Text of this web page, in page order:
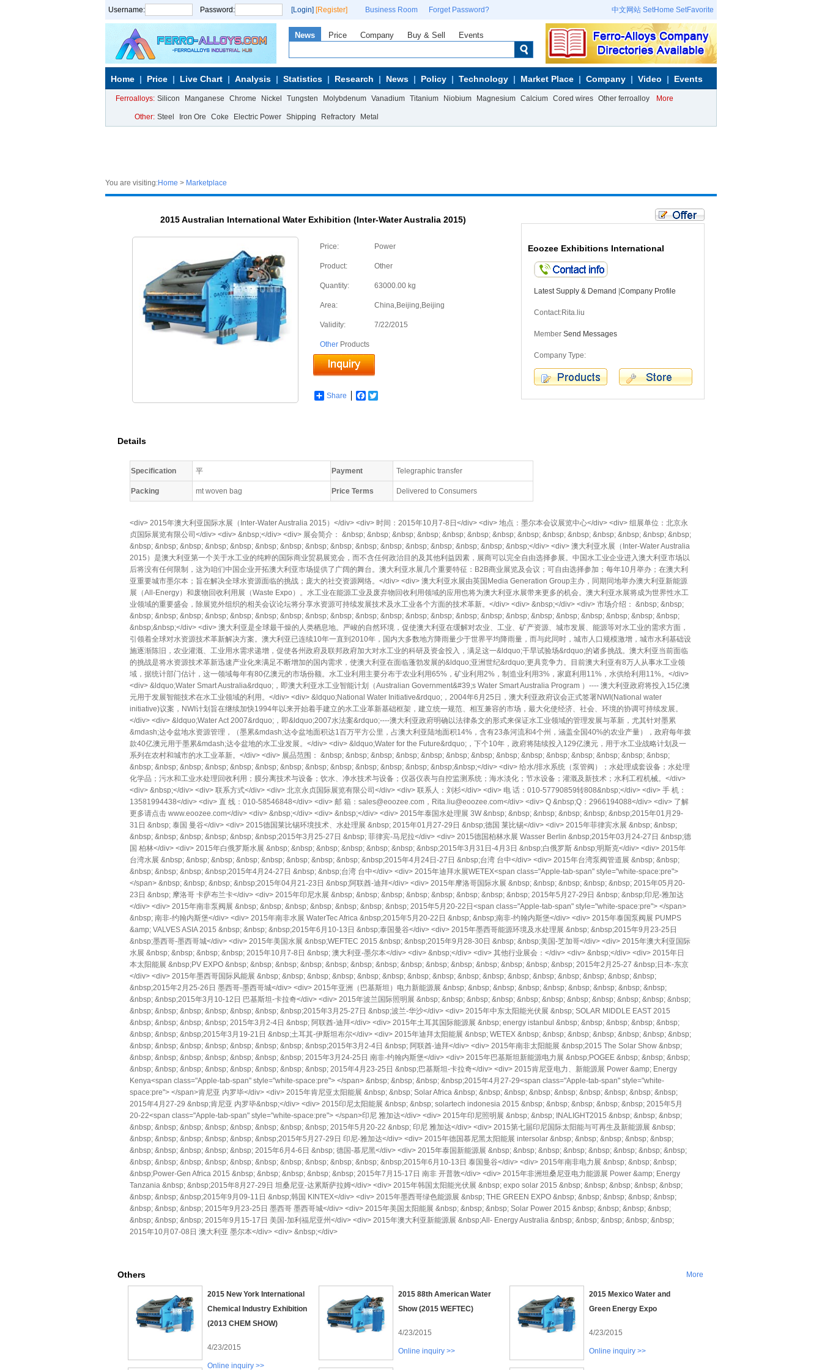
Username: Password: [Login] [Register] Business Room Forget Password? 中文网站 SetHome SetFavorite
News Price Company Buy & Sell Events
Home Price Live Chart Analysis Statistics Research News Policy Technology Market Place Company Video Events
Ferroalloys: Silicon Manganese Chrome Nickel Tungsten Molybdenum Vanadium Titanium Niobium Magnesium Calcium Cored wires Other ferroalloy More
Other: Steel Iron Ore Coke Electric Power Shipping Refractory Metal
You are visiting:Home > Marketplace
2015 Australian International Water Exhibition (Inter-Water Australia 2015)
Price: Power
Product: Other
Quantity: 63000.00 kg
Area: China,Beijing,Beijing
Validity: 7/22/2015
Other Products
Share Facebook
Eoozee Exhibitions International
Latest Supply & Demand Company Profile
Contact:Rita.liu
Member Send Messages
Company Type:
Details
Specification 平 Payment Telegraphic transfer
Packing mt woven bag Price Terms Delivered to Consumers
<div> 2015年澳大利亚国际水展（Inter-Water Australia 2015）</div> <div> 时间：2015年10月7-8日</div> <div> 地点：墨尔本会议展览中心</div> <div> 组展单位：北京永
贞国际展览有限公司</div> <div> &nbsp;</div> <div> 展会简介： &nbsp; &nbsp; &nbsp; &nbsp; &nbsp; &nbsp; &nbsp; &nbsp; &nbsp; &nbsp; &nbsp; &nbsp; &nbsp; &nbsp;
&nbsp; &nbsp; &nbsp; &nbsp; &nbsp; &nbsp; &nbsp; &nbsp; &nbsp; &nbsp; &nbsp; &nbsp; &nbsp; &nbsp; &nbsp; &nbsp;</div> <div> 澳大利亚水展（Inter-Water Australia
2015）是澳大利亚第一个关于水工业的纯粹的国际商业贸易展览会，而不含任何政治目的及其他利益因素，展商可以完全自由选择参展。中国水工业企业进入澳大利亚市场以
后将没有任何限制，这为咱们中国企业开拓澳大利亚市场提供了广阔的舞台。澳大利亚水展几个重要特征：B2B商业展览及会议；可自由选择参加；每年10月举办；在澳大利
亚重要城市墨尔本；旨在解决全球水资源面临的挑战；庞大的社交资源网络。</div> <div> 澳大利亚水展由英国Media Generation Group主办，同期同地举办澳大利亚新能源
展（All-Energy）和废物回收利用展（Waste Expo）。水工业在能源工业及废弃物回收利用领域的应用也将为澳大利亚水展带来更多的机会。澳大利亚水展将成为世界性水工
业领域的重要盛会，除展览外组织的相关会议论坛将分享水资源可持续发展技术及水工业各个方面的技术革新。</div> <div> &nbsp;</div> <div> 市场介绍： &nbsp; &nbsp;
&nbsp; &nbsp; &nbsp; &nbsp; &nbsp; &nbsp; &nbsp; &nbsp; &nbsp; &nbsp; &nbsp; &nbsp; &nbsp; &nbsp; &nbsp; &nbsp; &nbsp; &nbsp; &nbsp; &nbsp; &nbsp; &nbsp;
&nbsp;&nbsp;</div> <div> 澳大利亚是全球最干燥的人类栖息地。严峻的自然环境，促使澳大利亚在缓解对农业、工业、矿产资源、城市发展、能源等对水工业的需求方面，
引领着全球对水资源技术革新解决方案。澳大利亚已连续10年一直到2010年，国内大多数地方降雨量少于世界平均降雨量，而与此同时，城市人口规模激增，城市水利基础设
施逐渐陈旧，农业灌溉、工业用水需求递增，促使各州政府及联邦政府加大对水工业的科研及资金投入，满足这一&ldquo;干旱试验场&rdquo;的诸多挑战。澳大利亚当前面临
的挑战是将水资源技术革新迅速产业化来满足不断增加的国内需求，使澳大利亚在面临蓬勃发展的&ldquo;亚洲世纪&rdquo;更具竞争力。目前澳大利亚有8万人从事水工业领
域，据统计部门估计，这一领域每年有80亿澳元的市场份额。水工业利用主要分布于农业利用65%，矿业利用2%，制造业利用3%，家庭利用11%，水供给利用11%。</div>
<div> &ldquo;Water Smart Australia&rdquo;，即澳大利亚水工业智能计划（Australian Government&#39;s Water Smart Australia Program ）---- 澳大利亚政府将投入15亿澳
元用于发展智能技术在水工业领域的利用。</div> <div> &ldquo;National Water Initiative&rdquo;，2004年6月25日，澳大利亚政府议会正式签署NWI(National water
initiative)议案，NWI计划旨在继续加快1994年以来开始着手建立的水工业革新基础框架，建立统一规范、相互兼容的市场，最大化使经济、社会、环境的协调可持续发展。
</div> <div> &ldquo;Water Act 2007&rdquo;，即&ldquo;2007水法案&rdquo;----澳大利亚政府明确以法律条文的形式来保证水工业领域的管理发展与革新，尤其针对墨累
&mdash;达令盆地水资源管理，（墨累&mdash;达令盆地面积达1百万平方公里，占澳大利亚陆地面积14%，含有23条河流和4个州，涵盖全国40%的农业产量），政府每年拨
款40亿澳元用于墨累&mdash;达令盆地的水工业发展。</div> <div> &ldquo;Water for the Future&rdquo;，下个10年，政府将陆续投入129亿澳元，用于水工业战略计划及一
系列在农村和城市的水工业革新。</div> <div> 展品范围： &nbsp; &nbsp; &nbsp; &nbsp; &nbsp; &nbsp; &nbsp; &nbsp; &nbsp; &nbsp; &nbsp; &nbsp; &nbsp; &nbsp;
&nbsp; &nbsp; &nbsp; &nbsp; &nbsp; &nbsp; &nbsp; &nbsp; &nbsp; &nbsp; &nbsp; &nbsp; &nbsp;&nbsp;</div> <div> 给水/排水系统（泵管阀）；水处理成套设备；水处理
化学品；污水和工业水处理回收利用；膜分离技术与设备；饮水、净水技术与设备；仪器仪表与自控监测系统；海水淡化；节水设备；灌溉及新技术；水利工程机械。</div>
<div> &nbsp;</div> <div> 联系方式</div> <div> 北京永贞国际展览有限公司</div> <div> 联系人：刘杉</div> <div> 电 话：010-57790859转808&nbsp;</div> <div> 手 机：
13581994438</div> <div> 直 线：010-58546848</div> <div> 邮 箱：sales@eoozee.com，Rita.liu@eoozee.com</div> <div> Q &nbsp;Q：2966194088</div> <div> 了解
更多请点击 www.eoozee.com</div> <div> &nbsp;</div> <div> &nbsp;</div> <div> 2015年泰国水处理展 3W &nbsp; &nbsp; &nbsp; &nbsp; &nbsp; &nbsp;2015年01月29-
31日 &nbsp; 泰国 曼谷</div> <div> 2015德国莱比锡环境技术、水处理展 &nbsp; 2015年01月27-29日 &nbsp;德国 莱比锡</div> <div> 2015年菲律宾水展 &nbsp; &nbsp;
&nbsp; &nbsp; &nbsp; &nbsp; &nbsp; &nbsp;2015年3月25-27日 &nbsp; 菲律宾-马尼拉</div> <div> 2015德国柏林水展 Wasser Berlin &nbsp;2015年03月24-27日 &nbsp;德
国 柏林</div> <div> 2015年白俄罗斯水展 &nbsp; &nbsp; &nbsp; &nbsp; &nbsp; &nbsp; &nbsp;2015年3月31日-4月3日 &nbsp;白俄罗斯 &nbsp;明斯克</div> <div> 2015年
台湾水展 &nbsp; &nbsp; &nbsp; &nbsp; &nbsp; &nbsp; &nbsp; &nbsp; &nbsp;2015年4月24日-27日 &nbsp;台湾 台中</div> <div> 2015年台湾泵阀管道展 &nbsp; &nbsp;
&nbsp; &nbsp; &nbsp; &nbsp;2015年4月24-27日 &nbsp; &nbsp;台湾 台中</div> <div> 2015年迪拜水展WETEX<span class="Apple-tab-span" style="white-space:pre">
</span> &nbsp; &nbsp; &nbsp; &nbsp;2015年04月21-23日 &nbsp;阿联酋-迪拜</div> <div> 2015年摩洛哥国际水展 &nbsp; &nbsp; &nbsp; &nbsp; &nbsp; 2015年05月20-
23日 &nbsp; 摩洛哥 卡萨布兰卡</div> <div> 2015年印尼水展 &nbsp; &nbsp; &nbsp; &nbsp; &nbsp; &nbsp; &nbsp; &nbsp; 2015年5月27-29日 &nbsp; &nbsp;印尼-雅加达
</div> <div> 2015年南非泵阀展 &nbsp; &nbsp; &nbsp; &nbsp; &nbsp; &nbsp; &nbsp; 2015年5月20-22日<span class="Apple-tab-span" style="white-space:pre"> </span>
&nbsp; 南非-约翰内斯堡</div> <div> 2015年南非水展 WaterTec Africa &nbsp;2015年5月20-22日 &nbsp; &nbsp;南非-约翰内斯堡</div> <div> 2015年泰国泵阀展 PUMPS
&amp; VALVES ASIA 2015 &nbsp; &nbsp; &nbsp;2015年6月10-13日 &nbsp;泰国曼谷</div> <div> 2015年墨西哥能源环境及水处理展 &nbsp; &nbsp;2015年9月23-25日
&nbsp;墨西哥-墨西哥城</div> <div> 2015年美国水展 &nbsp;WEFTEC 2015 &nbsp; &nbsp;2015年9月28-30日 &nbsp; &nbsp;美国-芝加哥</div> <div> 2015年澳大利亚国际
水展 &nbsp; &nbsp; &nbsp; &nbsp; 2015年10月7-8日 &nbsp; 澳大利亚-墨尔本</div> <div> &nbsp;</div> <div> 其他行业展会：</div> <div> &nbsp;</div> <div> 2015年日
本太阳能展 &nbsp;PV EXPO &nbsp; &nbsp; &nbsp; &nbsp; &nbsp; &nbsp; &nbsp; &nbsp; &nbsp; &nbsp; &nbsp; &nbsp; &nbsp; &nbsp; 2015年2月25-27 &nbsp;日本-东京
</div> <div> 2015年墨西哥国际风能展 &nbsp; &nbsp; &nbsp; &nbsp; &nbsp; &nbsp; &nbsp; &nbsp; &nbsp; &nbsp; &nbsp; &nbsp; &nbsp; &nbsp; &nbsp; &nbsp;
&nbsp;2015年2月25-26日 墨西哥-墨西哥城</div> <div> 2015年亚洲（巴基斯坦）电力新能源展 &nbsp; &nbsp; &nbsp; &nbsp; &nbsp; &nbsp; &nbsp; &nbsp; &nbsp;
&nbsp; &nbsp;2015年3月10-12日 巴基斯坦-卡拉奇</div> <div> 2015年波兰国际照明展 &nbsp; &nbsp; &nbsp; &nbsp; &nbsp; &nbsp; &nbsp; &nbsp; &nbsp; &nbsp; &nbsp;
&nbsp; &nbsp; &nbsp; &nbsp; &nbsp; &nbsp; &nbsp;2015年3月25-27日 &nbsp;波兰-华沙</div> <div> 2015年中东太阳能光伏展 &nbsp; SOLAR MIDDLE EAST 2015
&nbsp; &nbsp; &nbsp; &nbsp; 2015年3月2-4日 &nbsp; 阿联酋-迪拜</div> <div> 2015年土耳其国际能源展 &nbsp; energy istanbul &nbsp; &nbsp; &nbsp; &nbsp; &nbsp;
&nbsp; &nbsp; &nbsp;2015年3月19-21日 &nbsp;土耳其-伊斯坦布尔</div> <div> 2015年迪拜太阳能展 &nbsp; WETEX &nbsp; &nbsp; &nbsp; &nbsp; &nbsp; &nbsp; &nbsp;
&nbsp; &nbsp; &nbsp; &nbsp; &nbsp; &nbsp; &nbsp; &nbsp;2015年3月2-4日 &nbsp; 阿联酋-迪拜</div> <div> 2015年南非太阳能展 &nbsp;2015 The Solar Show &nbsp;
&nbsp; &nbsp; &nbsp; &nbsp; &nbsp; &nbsp; &nbsp; 2015年3月24-25日 南非-约翰内斯堡</div> <div> 2015年巴基斯坦新能源电力展 &nbsp;POGEE &nbsp; &nbsp; &nbsp;
&nbsp; &nbsp; &nbsp; &nbsp; &nbsp; &nbsp; &nbsp; &nbsp; 2015年4月23-25日 &nbsp;巴基斯坦-卡拉奇</div> <div> 2015肯尼亚电力、新能源展 Power &amp; Energy
Kenya<span class="Apple-tab-span" style="white-space:pre"> </span> &nbsp; &nbsp; &nbsp; &nbsp;2015年4月27-29<span class="Apple-tab-span" style="white-
space:pre"> </span>肯尼亚 内罗毕</div> <div> 2015年肯尼亚太阳能展 &nbsp; &nbsp; Solar Africa &nbsp; &nbsp; &nbsp; &nbsp; &nbsp; &nbsp; &nbsp; &nbsp; &nbsp;
2015年4月27-29 &nbsp;肯尼亚 内罗毕&nbsp;</div> <div> 2015印尼太阳能展 &nbsp; &nbsp; solartech indonesia 2015 &nbsp; &nbsp; &nbsp; &nbsp; &nbsp; 2015年5月
20-22<span class="Apple-tab-span" style="white-space:pre"> </span>印尼 雅加达</div> <div> 2015年印尼照明展 &nbsp; &nbsp; INALIGHT2015 &nbsp; &nbsp; &nbsp;
&nbsp; &nbsp; &nbsp; &nbsp; &nbsp; &nbsp; &nbsp; &nbsp; 2015年5月20-22 &nbsp; 印尼 雅加达</div> <div> 2015第七届印尼国际太阳能与可再生及新能源展 &nbsp;
&nbsp; &nbsp; &nbsp; &nbsp; &nbsp; &nbsp;2015年5月27-29日 印尼-雅加达</div> <div> 2015年德国慕尼黑太阳能展 intersolar &nbsp; &nbsp; &nbsp; &nbsp; &nbsp;
&nbsp; &nbsp; &nbsp; &nbsp; &nbsp; 2015年6月4-6日 &nbsp; 德国-慕尼黑</div> <div> 2015年泰国新能源展 &nbsp; &nbsp; &nbsp; &nbsp; &nbsp; &nbsp; &nbsp; &nbsp;
&nbsp; &nbsp; &nbsp; &nbsp; &nbsp; &nbsp; &nbsp; &nbsp; &nbsp; &nbsp; &nbsp;2015年6月10-13日 泰国曼谷</div> <div> 2015年南非电力展 &nbsp; &nbsp; &nbsp;
&nbsp;Power-Gen Africa 2015 &nbsp; &nbsp; &nbsp; &nbsp; &nbsp; 2015年7月15-17日 南非 开普敦</div> <div> 2015年非洲坦桑尼亚电力能源展 Power &amp; Energy
Tanzania &nbsp; &nbsp;2015年8月27-29日 坦桑尼亚-达累斯萨拉姆</div> <div> 2015年韩国太阳能光伏展 &nbsp; expo solar 2015 &nbsp; &nbsp; &nbsp; &nbsp; &nbsp;
&nbsp; &nbsp; &nbsp;2015年9月09-11日 &nbsp;韩国 KINTEX</div> <div> 2015年墨西哥绿色能源展 &nbsp; THE GREEN EXPO &nbsp; &nbsp; &nbsp; &nbsp; &nbsp;
&nbsp; &nbsp; &nbsp; 2015年9月23-25日 墨西哥 墨西哥城</div> <div> 2015年美国太阳能展 &nbsp; &nbsp; &nbsp; Solar Power 2015 &nbsp; &nbsp; &nbsp; &nbsp;
&nbsp; &nbsp; &nbsp; 2015年9月15-17日 美国-加利福尼亚州</div> <div> 2015年澳大利亚新能源展 &nbsp;All- Energy Australia &nbsp; &nbsp; &nbsp; &nbsp; &nbsp;
2015年10月07-08日 澳大利亚 墨尔本</div> <div> &nbsp;</div>
Others More
2015 New York International
Chemical Industry Exhibition
(2013 CHEM SHOW)
4/23/2015
Online inquiry >>
2015 88th American Water
Show (2015 WEFTEC)
4/23/2015
Online inquiry >>
2015 Mexico Water and
Green Energy Expo
4/23/2015
Online inquiry >>